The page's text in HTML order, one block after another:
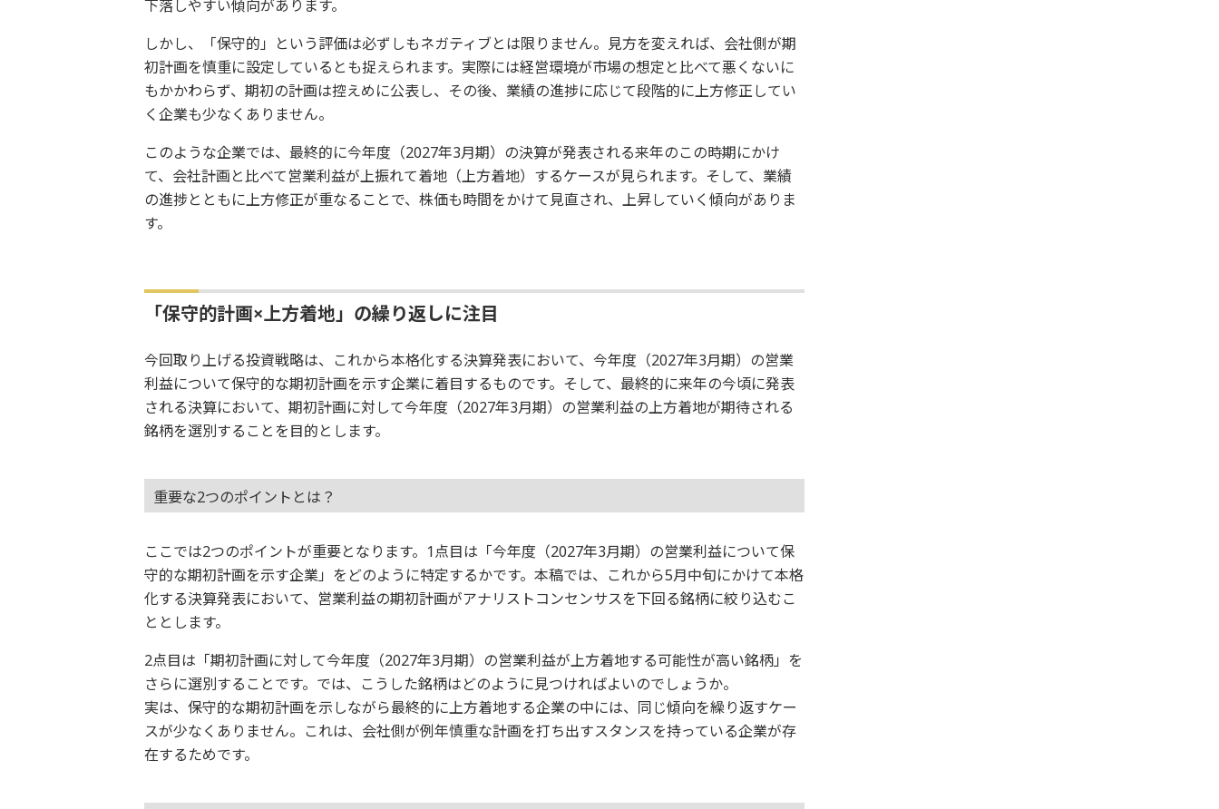
下落しやすい傾向があります。
しかし、「保守的」という評価は必ずしもネガティブとは限りません。見方を変えれば、会社側が期
初計画を慎重に設定しているとも捉えられます。実際には経営環境が市場の想定と比べて悪くないに
もかかわらず、期初の計画は控えめに公表し、その後、業績の進捗に応じて段階的に上方修正してい
く企業も少なくありません。
このような企業では、最終的に今年度（2027年3月期）の決算が発表される来年のこの時期にかけ
て、会社計画と比べて営業利益が上振れて着地（上方着地）するケースが見られます。そして、業績
の進捗とともに上方修正が重なることで、株価も時間をかけて見直され、上昇していく傾向がありま
す。
「保守的計画×上方着地」の繰り返しに注目
今回取り上げる投資戦略は、これから本格化する決算発表において、今年度（2027年3月期）の営業
利益について保守的な期初計画を示す企業に着目するものです。そして、最終的に来年の今頃に発表
される決算において、期初計画に対して今年度（2027年3月期）の営業利益の上方着地が期待される
銘柄を選別することを目的とします。
重要な2つのポイントとは？
ここでは2つのポイントが重要となります。1点目は「今年度（2027年3月期）の営業利益について保
守的な期初計画を示す企業」をどのように特定するかです。本稿では、これから5月中旬にかけて本格
化する決算発表において、営業利益の期初計画がアナリストコンセンサスを下回る銘柄に絞り込むこ
ととします。
2点目は「期初計画に対して今年度（2027年3月期）の営業利益が上方着地する可能性が高い銘柄」を
さらに選別することです。では、こうした銘柄はどのように見つければよいのでしょうか。
実は、保守的な期初計画を示しながら最終的に上方着地する企業の中には、同じ傾向を繰り返すケー
スが少なくありません。これは、会社側が例年慎重な計画を打ち出すスタンスを持っている企業が存
在するためです。